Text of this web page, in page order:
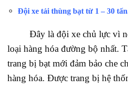
Đội xe tải thùng bạt từ 1 – 30
Đây là đội xe chủ lực vì
loại hàng hóa đường bộ nhất.
trang bị bạt mới đảm bảo che
hàng hóa. Được trang bị hệ